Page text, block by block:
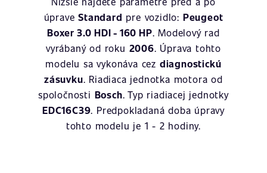
úpraveStandard pre vozidlo: Peugeot
Boxer 3.0 HDI - 160 HP. Modelový rad
vyrábaný od roku 2006. Úprava tohto
modelu sa vykonáva cez diagnostickú
zásuvku. Riadiaca jednotka motora od
spoločnosti Bosch. Typ riadiacej jednotky
EDC16C39. Predpokladaná doba úpravy
tohto modelu je 1 - 2 hodiny.